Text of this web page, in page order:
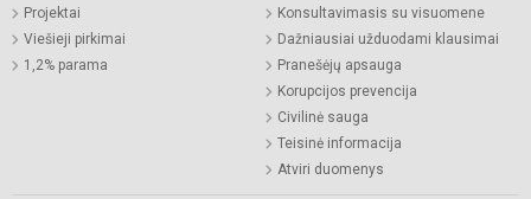
Projektai
Viešieji pirkimai
1,2% parama
Konsultavimasis su visuomene
Dažniausiai užduodami klausimai
Pranešėjų apsauga
Korupcijos prevencija
Civilinė sauga
Teisinė informacija
Atviri duomenys